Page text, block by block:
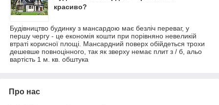
красиво?
Будівництво будинку з мансардою має безліч переваг, у
першу чергу - це економія кошти при порівняно невеликій
втраті корисної площі. Мансардний поверх обійдеться трохи
дешевше повноцінного, так як зверху немає плит з / б, альо
вартість 1 м. кв. обштука
Про нас